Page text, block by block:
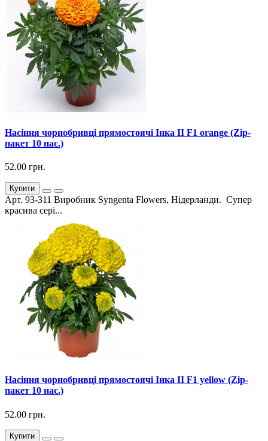
Насіння чорнобривці прямостоячі Інка ІІ F1 orange (Zip-
пакет 10 нас.)
52.00 грн.
Купити
Арт. 93-311 Виробник Syngenta Flowers, Нідерланди. Супер
красива сері...
Насіння чорнобривці прямостоячі Інка ІІ F1 yellow (Zip-
пакет 10 нас.)
52.00 грн.
Купити